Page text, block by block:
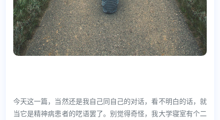
今天这一篇，当然还是我自己同自己的对话，看不明白的话，就
当它是精神病患者的呓语罢了。别觉得奇怪，我大学寝室有个二